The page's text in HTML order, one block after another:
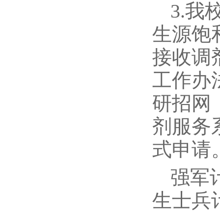
3.我
生源饱
接收调
工作办
研招网
剂服务
式申请
强军
生士兵